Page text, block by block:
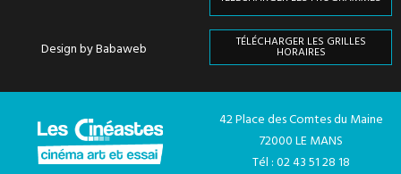
Design by Babaweb
42 Place des Comtes du Maine
72000 LE MANS
Tél : 02 43 51 28 18
TÉLÉCHARGER LES GRILLES
HORAIRES